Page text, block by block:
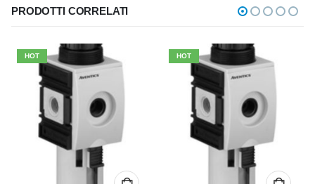
PRODOTTI CORRELATI
HOT HOT